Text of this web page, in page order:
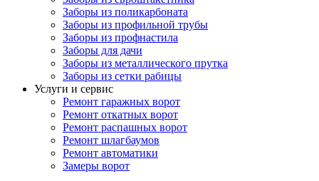
Заборы из поликарбоната
Заборы из профильной трубы
Заборы из профнастила
Заборы для дачи
Заборы из металлического прутка
Заборы из сетки рабицы
Услуги и сервис
Ремонт гаражных ворот
Ремонт откатных ворот
Ремонт распашных ворот
Ремонт шлагбаумов
Ремонт автоматики
Замеры ворот